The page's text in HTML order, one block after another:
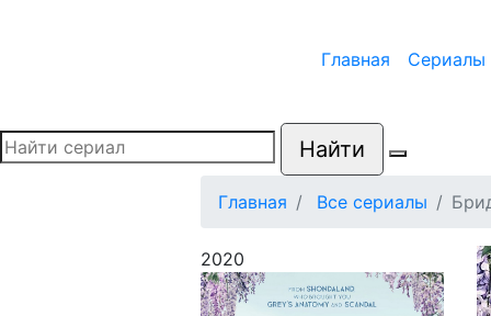
Главная Сериалы
Найти
Главная Все сериалы
2020